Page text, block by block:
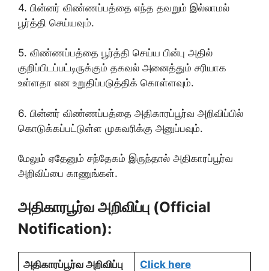
4. பின்னர் விண்ணப்பத்தை எந்த தவறும் இல்லாமல்
பூர்த்தி செய்யவும்.
5. விண்ணப்பத்தை பூர்த்தி செய்ய பின்பு அதில்
குறிப்பிடப்பட்டிருக்கும் தகவல் அனைத்தும் சரியாக
உள்ளதா என உறுதிப்படுத்திக் கொள்ளவும்.
6. பின்னர் விண்ணப்பத்தை அதிகாரப்பூர்வ அறிவிப்பில்
கொடுக்கப்பட்டுள்ள முகவரிக்கு அனுப்பவும்.
மேலும் ஏதேனும் சந்தேகம் இருந்தால் அதிகாரப்பூர்வ
அறிவிப்பை காணுங்கள்.
அதிகாரபூர்வ அறிவிப்பு (Official
Notification):
அதிகாரப்பூர்வ அறிவிப்பு Click here